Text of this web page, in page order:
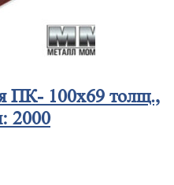
ПК- 100х69 толщ.,
2000